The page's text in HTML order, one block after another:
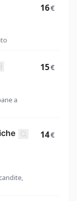
16€
a
15€
14€